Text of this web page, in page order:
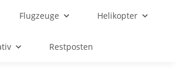
Flugzeuge Helikopter
Restposten